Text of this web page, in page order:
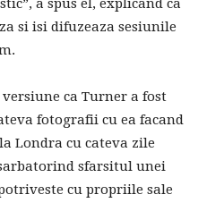
a spus el, explicand ca
si isi difuzeaza sesiunile
ca Turner a fost
fotografii cu ea facand
Londra cu cateva zile
sfarsitul unei
cu propriile sale